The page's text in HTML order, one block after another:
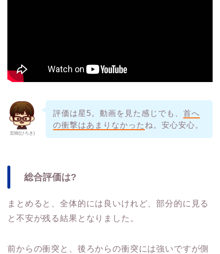
宏樹(ひろき)
評価は星5。動画を見た感じでも、 首へ
の衝撃はあまりなかった ね。安心安心。
総合評価は?
まとめると、全体的には良いけれど、部分的に見る
と不安が残る結果となりました。
前からの衝突と、後ろからの衝突には強いですが側